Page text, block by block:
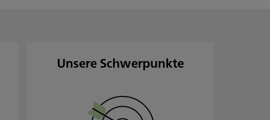
Unsere Schwerpunkte